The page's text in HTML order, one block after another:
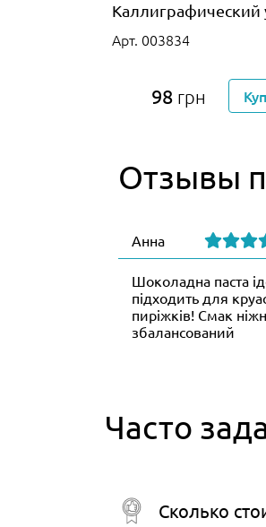
Каллиграфический
Арт. 003834
98 грн
Отзывы
Анна
Шоколадна паста
підходить для
пиріжків! Смак
збалансований
Часто
Сколько